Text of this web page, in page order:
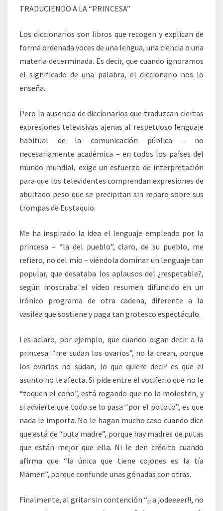
TRADUCIENDO A LA “PRINCESA”
Los diccionarios son libros que recogen y explican de
forma ordenada voces de una lengua, una ciencia o una
materia determinada. Es decir, que cuando ignoramos
el significado de una palabra, el diccionario nos lo
enseña.
Pero la ausencia de diccionarios que traduzcan ciertas
expresiones televisivas ajenas al respetuoso lenguaje
habitual de la comunicación pública – no
necesariamente académica – en todos los países del
mundo mundial, exige un esfuerzo de interpretación
para que los televidentes comprendan expresiones de
abultado peso que se precipitan sin reparo sobre sus
trompas de Eustaquio.
Me ha inspirado la idea el lenguaje empleado por la
princesa – “la del pueblo”, claro, de su pueblo, me
refiero, no del mío – viéndola dominar un lenguaje tan
popular, que desataba los aplausos del ¿respetable?,
según mostraba el vídeo resumen difundido en un
irónico programa de otra cadena, diferente a la
vasilea que sostiene y paga tan grotesco espectáculo.
Les aclaro, por ejemplo, que cuando oigan decir a la
princesa: “me sudan los ovarios”, no la crean, porque
los ovarios no sudan, lo que quiere decir es que el
asunto no le afecta. Si pide entre el vociferio que no le
“toquen el coño”, está rogando que no la molesten, y
si advierte que todo se lo pasa “por el pototo”, es que
nada le importa. No le hagan mucho caso cuando dice
que está de “puta madre”, porque hay madres de putas
que están mejor que ella. Ni le den crédito cuando
afirma que “la única que tiene cojones es la tía
Mamen”, porque confunde unas gónadas con otras.
Finalmente, al gritar sin contención “¡¡ a jodeeeer!!, no